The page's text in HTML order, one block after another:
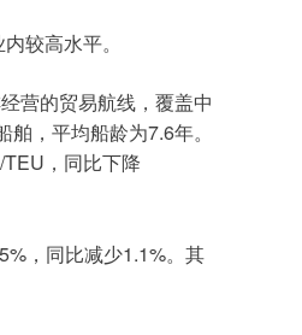
较高水平。
营的贸易航线，覆盖中
舶，平均船龄为7.6年。
/TEU ，同比下降
，同比减少1.1%。其